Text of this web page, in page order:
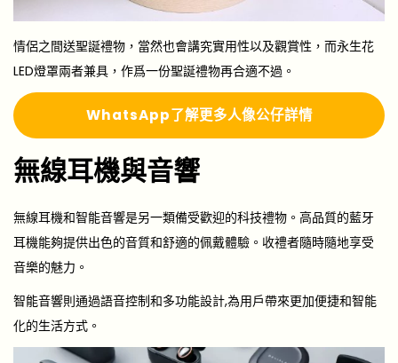
情侶之間送聖誕禮物，當然也會講究實用性以及觀賞性，而永生花
LED燈罩兩者兼具，作爲一份聖誕禮物再合適不過。
WhatsApp了解更多人像公仔詳情
無線耳機與音響
無線耳機和智能音響是另一類備受歡迎的科技禮物。高品質的藍牙
耳機能夠提供出色的音質和舒適的佩戴體驗。收禮者隨時隨地享受
音樂的魅力。
智能音響則通過語音控制和多功能設計,為用戶帶來更加便捷和智能
化的生活方式。